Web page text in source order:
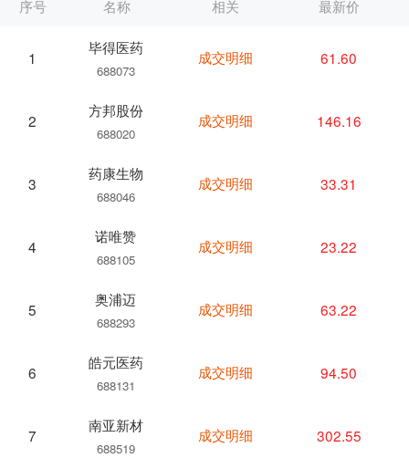
序号 名称
1
毕得医药
688073
2
方邦股份
688020
3
药康生物
688046
4
诺唯赞
688105
5
奥浦迈
688293
6
皓元医药
688131
7
南亚新材
688519
相关 最新价
成交明细 61.60
成交明细 146.16
成交明细 33.31
成交明细 23.22
成交明细 63.22
成交明细 94.50
成交明细 302.55